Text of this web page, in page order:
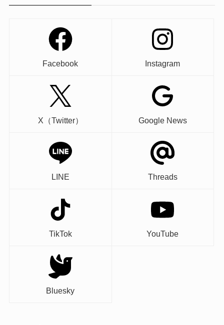
Facebook Instagram
X（Twitter） Google News
LINE Threads
TikTok YouTube
Bluesky